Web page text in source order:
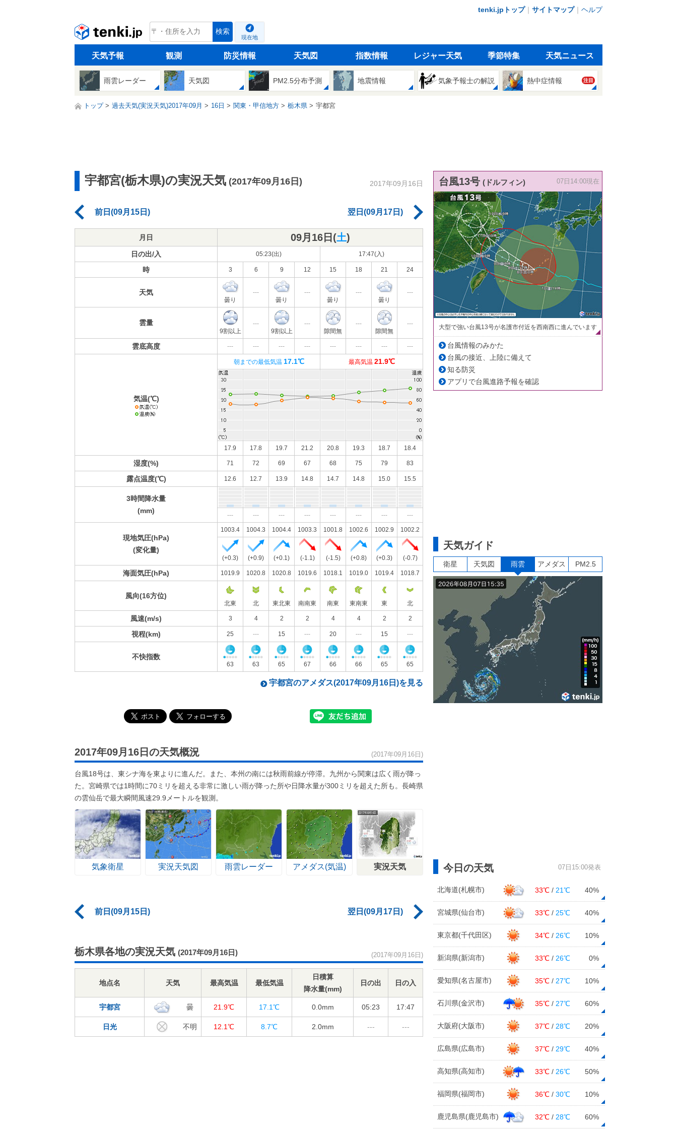
tenki.jpトップ｜ サイトマップ｜ ヘルプ
tenki.jp 検索
現在地
天気予報 観測 防災情報 天気図 指数情報 レジャー天気 季節特集 天気ニュース
雨雲レーダー 天気図 PM2.5分布予測 地震情報 気象予報士の解説 熱中症情報 注目
トップ 過去天気(実況天気)2017年09月 16日 関東・甲信地方 栃木県 宇都宮
宇都宮(栃木県)の実況天気 (2017年09月16日) 2017年09月16日
前日(09月15日) 翌日(09月17日)
月日 09月16日(土)
日の出/入 05:23(出) 17:47(入)
時 3 6 9 12 15 18 21 24
天気
曇り
---
曇り
---
曇り
---
曇り
---
雲量
9割以上
---
9割以上
---
隙間無
---
隙間無
---
雲底高度 --- --- --- --- --- --- --- ---
気温(℃)
朝までの最低気温 17.1℃ 最高気温 21.9℃
17.9 17.8 19.7 21.2 20.8 19.3 18.7 18.4
湿度(%) 71 72 69 67 68 75 79 83
露点温度(℃) 12.6 12.7 13.9 14.8 14.7 14.8 15.0 15.5
3時間降水量
(mm)
--- --- --- --- --- --- --- ---
現地気圧(hPa)
(変化量)
1003.4 1004.3 1004.4 1003.3 1001.8 1002.6 1002.9 1002.2
(+0.3) (+0.9) (+0.1) (-1.1) (-1.5) (+0.8) (+0.3) (-0.7)
海面気圧(hPa) 1019.9 1020.8 1020.8 1019.6 1018.1 1019.0 1019.4 1018.7
風向(16方位)
北東 北 東北東 南南東 南東 東南東 東 北
風速(m/s) 3 4 2 2 4 4 2 2
視程(km) 25 --- 15 --- 20 --- 15 ---
不快指数
63 63 65 67 66 66 65 65
宇都宮のアメダス(2017年09月16日)を見る
2017年09月16日の天気概況 (2017年09月16日)
台風18号は、東シナ海を東よりに進んだ。また、本州の南には秋雨前線が停滞。九州から関東は広く雨が降っ
た。宮崎県では1時間に70ミリを超える非常に激しい雨が降った所や日降水量が300ミリを超えた所も。長崎県
の雲仙岳で最大瞬間風速29.9メートルを観測。
気象衛星 実況天気図 雨雲レーダー アメダス(気温) 実況天気
前日(09月15日) 翌日(09月17日)
栃木県各地の実況天気 (2017年09月16日) (2017年09月16日)
地点名 天気 最高気温 最低気温
日積算
降水量(mm)
日の出 日の入
宇都宮 曇 21.9℃ 17.1℃ 0.0mm 05:23 17:47
日光 不明 12.1℃ 8.7℃ 2.0mm --- ---
台風13号 (ドルフィン) 07日14:00現在
大型で強い台風13号が名護市付近を西南西に進んでいます
台風情報のみかた
台風の接近、上陸に備えて
知る防災
アプリで台風進路予報を確認
天気ガイド
衛星 天気図 雨雲 アメダス PM2.5
今日の天気 07日15:00発表
北海道(札幌市) 33℃ / 21℃ 40%
宮城県(仙台市) 33℃ / 25℃ 40%
東京都(千代田区) 34℃ / 26℃ 10%
新潟県(新潟市) 33℃ / 26℃ 0%
愛知県(名古屋市) 35℃ / 27℃ 10%
石川県(金沢市) 35℃ / 27℃ 60%
大阪府(大阪市) 37℃ / 28℃ 20%
広島県(広島市) 37℃ / 29℃ 40%
高知県(高知市) 33℃ / 26℃ 50%
福岡県(福岡市) 36℃ /30℃ 10%
鹿児島県(鹿児島市) 32℃ / 28℃ 60%